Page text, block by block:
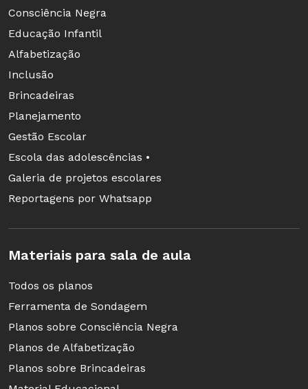
Consciência Negra
Educação Infantil
Alfabetização
Inclusão
Brincadeiras
Planejamento
Gestão Escolar
Escola das adolescências •
Galeria de projetos escolares
Reportagens por Whatsapp
Materiais para sala de aula
Todos os planos
Ferramenta de Sondagem
Planos sobre Consciência Negra
Planos de Alfabetização
Planos sobre Brincadeiras